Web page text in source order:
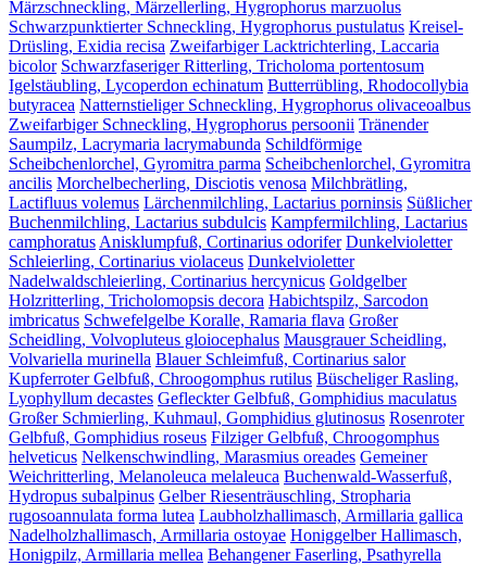
Märzschneckling, Märzellerling, Hygrophorus marzuolus
Schwarzpunktierter Schneckling, Hygrophorus pustulatus Kreisel-
Drüsling, Exidia recisa Zweifarbiger Lacktrichterling, Laccaria
bicolor Schwarzfaseriger Ritterling, Tricholoma portentosum
Igelstäubling, Lycoperdon echinatum Butterrübling, Rhodocollybia
butyracea Natternstieliger Schneckling, Hygrophorus olivaceoalbus
Zweifarbiger Schneckling, Hygrophorus persoonii Tränender
Saumpilz, Lacrymaria lacrymabunda Schildförmige
Scheibchenlorchel, Gyromitra parma Scheibchenlorchel, Gyromitra
ancilis Morchelbecherling, Disciotis venosa Milchbrätling,
Lactifluus volemus Lärchenmilchling, Lactarius porninsis Süßlicher
Buchenmilchling, Lactarius subdulcis Kampfermilchling, Lactarius
camphoratusAnisklumpfuß, Cortinarius odorifer Dunkelvioletter
Schleierling, Cortinarius violaceus Dunkelvioletter
Nadelwaldschleierling, Cortinarius hercynicus Goldgelber
Holzritterling, Tricholomopsis decora Habichtspilz, Sarcodon
imbricatus Schwefelgelbe Koralle, Ramaria flava Großer
Scheidling, Volvopluteus gloiocephalus Mausgrauer Scheidling,
Volvariella murinella Blauer Schleimfuß, Cortinarius salor
Kupferroter Gelbfuß, Chroogomphus rutilus Büscheliger Rasling,
Lyophyllum decastes Gefleckter Gelbfuß, Gomphidius maculatus
Großer Schmierling, Kuhmaul, Gomphidius glutinosus Rosenroter
Gelbfuß, Gomphidius roseus Filziger Gelbfuß, Chroogomphus
helveticus Nelkenschwindling, Marasmius oreades Gemeiner
Weichritterling, Melanoleuca melaleuca Buchenwald-Wasserfuß,
Hydropus subalpinus Gelber Riesenträuschling, Stropharia
rugosoannulata forma lutea Laubholzhallimasch, Armillaria gallica
Nadelholzhallimasch, Armillaria ostoyae Honiggelber Hallimasch,
Honigpilz, Armillaria mellea Behangener Faserling, Psathyrella